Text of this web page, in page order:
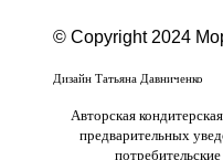
© Copyright 2024
Дизайн Татьяна Давниченко
Авторская
предварительных